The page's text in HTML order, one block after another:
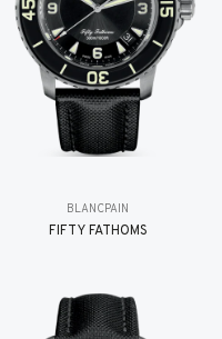
BLANCPAIN
FIFTY FATHOMS